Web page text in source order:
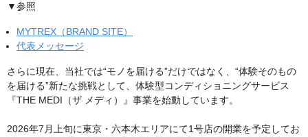
▼参照
MYTREX（BRAND SITE）
代表メッセージ
さらに現在、当社では“モノを届ける”だけではなく、“体験そのもの
を届ける”新たな挑戦として、体験型コンディショニングサービス
『THE MEDI（ザ メディ）』事業を始動しています。
2026年7月上旬に東京・六本木エリアにて1号店の開業を予定してお